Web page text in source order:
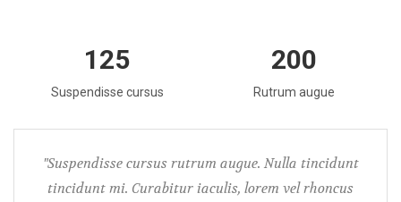
125
Suspendisse cursus
200
Rutrum augue
"Suspendisse cursus rutrum augue. Nulla tincidunt
tincidunt mi. Curabitur iaculis, lorem vel rhoncus